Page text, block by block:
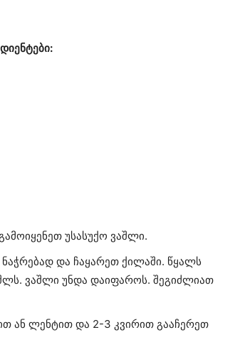
უსასუქო ვაშლი.
და ჩაყარეთ ქილაში. წყალს
ვაშლი უნდა დაიფაროს. შეგიძლიათ
ან ლენტით და 2-3 კვირით გააჩერეთ